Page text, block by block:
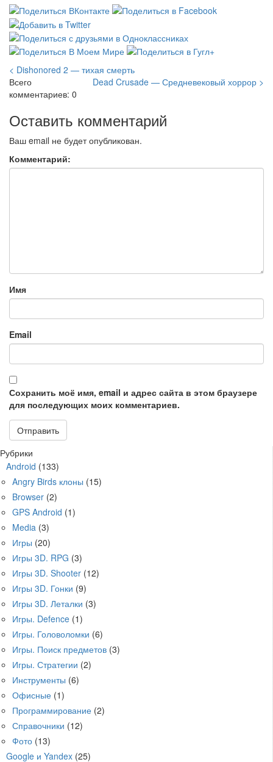
< Dishonored 2 — тихая смерть
Dead Crusade — Средневековый хоррор >
Всего
комментариев: 0
Оставить комментарий
Ваш email не будет опубликован.
Комментарий:
Имя
Email
Сохранить моё имя, email и адрес сайта в этом браузере
для последующих моих комментариев.
Рубрики
Android (133)
Angry Birds клоны (15)
Browser (2)
GPS Android (1)
Media (3)
Игры (20)
Игры 3D. RPG (3)
Игры 3D. Shooter (12)
Игры 3D. Гонки (9)
Игры 3D. Леталки (3)
Игры. Defence (1)
Игры. Головоломки (6)
Игры. Поиск предметов (3)
Игры. Стратегии (2)
Инструменты (6)
Офисные (1)
Программирование (2)
Справочники (12)
Фото (13)
Google и Yandex (25)